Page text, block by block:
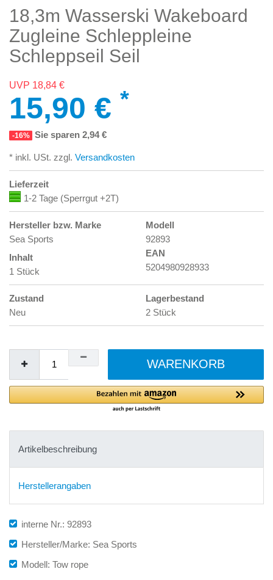
18,3m Wasserski Wakeboard
Zugleine Schleppleine
Schleppseil Seil
UVP 18,84 €
15,90 € *
-16% Sie sparen 2,94 €
* inkl. USt. zzgl. Versandkosten
Lieferzeit
1-2 Tage (Sperrgut +2T)
Hersteller bzw. Marke
Sea Sports
Inhalt
1 Stück
Modell
92893
EAN
5204980928933
Zustand
Neu
Lagerbestand
2 Stück
WARENKORB
Artikelbeschreibung
Herstellerangaben
interne Nr.: 92893
Hersteller/Marke: Sea Sports
Modell: Tow rope